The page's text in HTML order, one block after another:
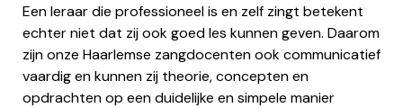
Een leraar die professioneel is en zelf zingt betekent
echter niet dat zij ook goed les kunnen geven. Daarom
zijn onze Haarlemse zangdocenten ook communicatief
vaardig en kunnen zij theorie, concepten en
opdrachten op een duidelijke en simpele manier